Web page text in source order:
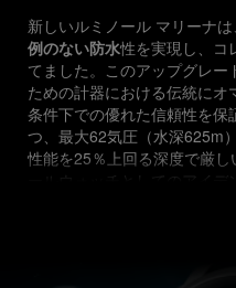
新しいルミノール マリーナは、
例のない防水性を実現し、コ
てました。このアップグレ
ための計器における伝統に
条件下での優れた信頼性を保
つ、最大62気圧（水深625m
性能を25％上回る深度で厳
ールウォッチとしてのアイ
マリーナは、妥協のないパ